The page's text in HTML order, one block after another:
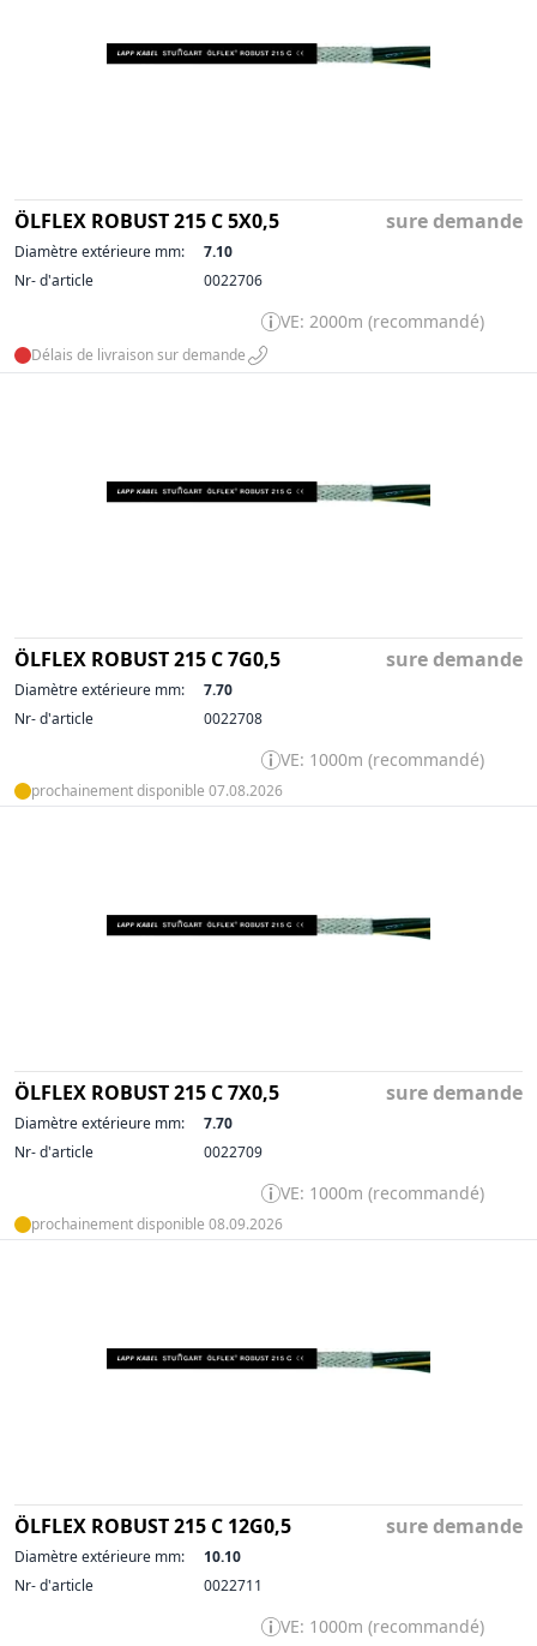
ÖLFLEX ROBUST 215 C 5X0,5 sure demande
Diamètre extérieure mm:
7.10
Nr- d'article
0022706
VE: 2000m (recommandé)
Délais de livraison sur demande
ÖLFLEX ROBUST 215 C 7G0,5 sure demande
Diamètre extérieure mm:
7.70
Nr- d'article
0022708
VE: 1000m (recommandé)
prochainement disponible 07.08.2026
ÖLFLEX ROBUST 215 C 7X0,5 sure demande
Diamètre extérieure mm:
7.70
Nr- d'article
0022709
VE: 1000m (recommandé)
prochainement disponible 08.09.2026
ÖLFLEX ROBUST 215 C 12G0,5 sure demande
Diamètre extérieure mm:
10.10
Nr- d'article
0022711
VE: 1000m (recommandé)